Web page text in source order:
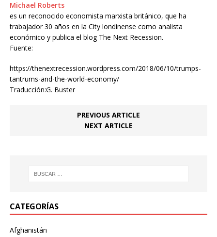
Michael Roberts
es un reconocido economista marxista británico, que ha
trabajador 30 años en la City londinense como analista
económico y publica el blog The Next Recession.
Fuente:
https://thenextrecession.wordpress.com/2018/06/10/trumps-
tantrums-and-the-world-economy/
Traducción:G. Buster
PREVIOUS ARTICLE
NEXT ARTICLE
CATEGORÍAS
Afghanistán